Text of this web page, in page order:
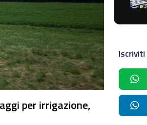
per irrigazione,